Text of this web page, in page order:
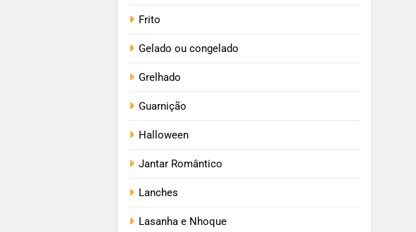
Frito
Gelado ou congelado
Grelhado
Guarnição
Halloween
Jantar Romântico
Lanches
Lasanha e Nhoque